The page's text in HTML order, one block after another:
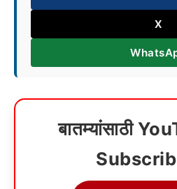
X
बातम्यांसाठी